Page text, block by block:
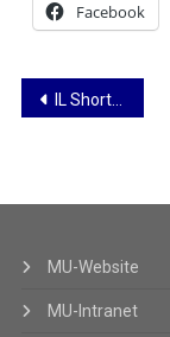
Facebook
IL Short Course “Brain-Based Learning” 16-17 กันยายน 2562
MU-Website
MU-Intranet